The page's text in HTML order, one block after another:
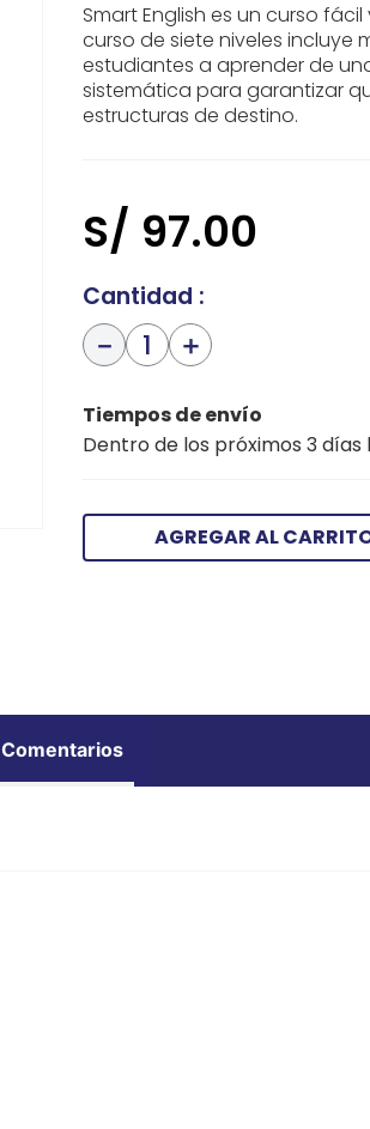
Smart English es un curso
curso de siete niveles
estudiantes a aprender de
sistemática para garantizar
estructuras de destino.
S/ 97.00
Cantidad
＋
－
Tiempos de envío
Dentro de los próximos 3
AGREGAR AL
Comentarios